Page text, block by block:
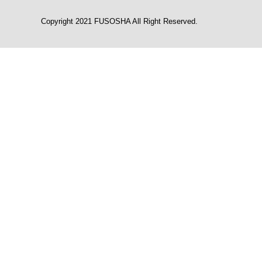
Copyright 2021 FUSOSHA All Right Reserved.